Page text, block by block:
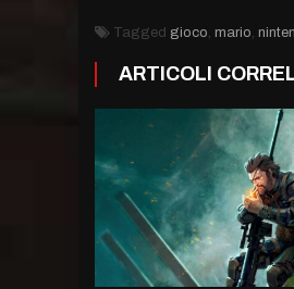
Tagged gioco, mario,
ARTICOLI